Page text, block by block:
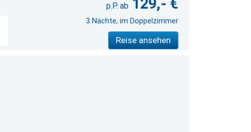
3 Nächte, im Doppelzimmer
Reise ansehen